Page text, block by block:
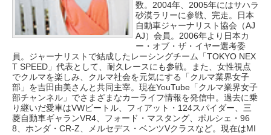
数。2004年、2005年にはサハラ
砂漠ラリーに参戦、完走。日本
自動車ジャーナリスト協会（AJ
AJ）会員。2006年より日本カ
ー・オブ・ザ・イヤー選考委
員。ジャーナリストで結成したレーシングチーム「TOKYO NEX
T SPEED」代表として、耐久レースにも参戦。また、女性視点
でクルマを楽しみ、クルマ社会を元気にする「クルマ業界女子
部」を吉田由美さんと共同主宰。現在YouTube「クルマ業界女子
部チャンネル」でさまざまなカーライフ情報を発信中。過去に乗
り継いだ愛車はVWビートル、フィアット・124スパイダー、三
菱自動車ギャランVR4、フォード・マスタング、ポルシェ・96
8、ホンダ・CR-Z、メルセデス・ベンツVクラスなど。現在はMI